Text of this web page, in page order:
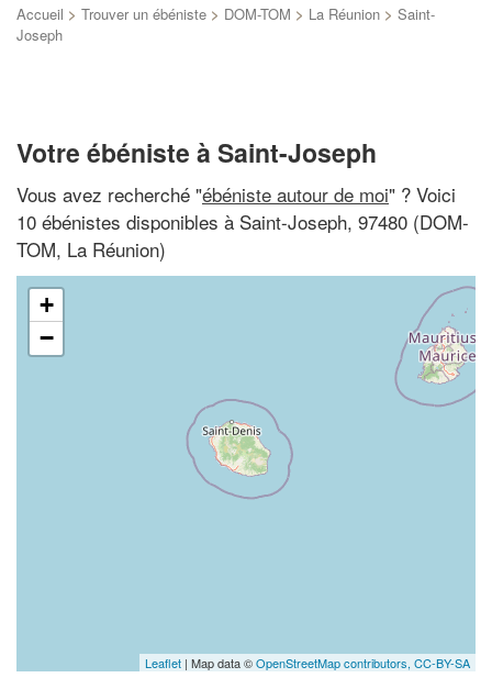
Accueil > Trouver un ébéniste > DOM-TOM > La Réunion > Saint-
Joseph
Votre ébéniste à Saint-Joseph
Vous avez recherché "ébéniste autour de moi" ? Voici
10 ébénistes disponibles à Saint-Joseph, 97480 (DOM-
TOM, La Réunion)
+
−
Leaflet | Map data ©OpenStreetMap contributors, CC-BY-SA